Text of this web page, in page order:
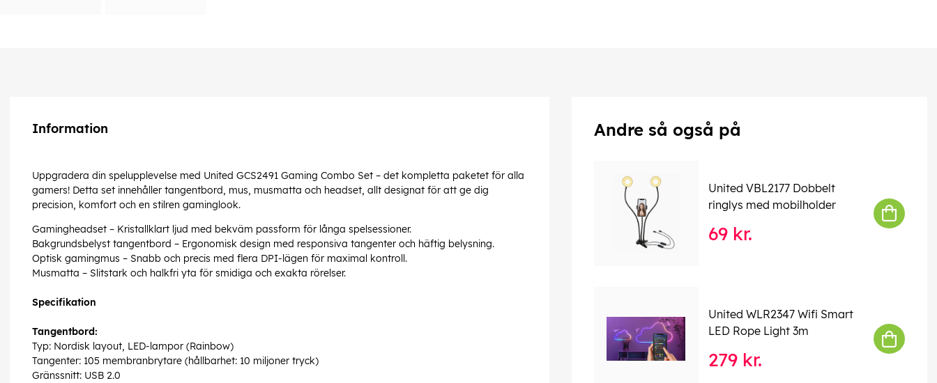
Information
Uppgradera din spelupplevelse med United GCS2491 Gaming Combo Set – det kompletta paketet för alla
gamers! Detta set innehåller tangentbord, mus, musmatta och headset, allt designat för att ge dig
precision, komfort och en stilren gaminglook.
Gamingheadset – Kristallklart ljud med bekväm passform för långa spelsessioner.
Bakgrundsbelyst tangentbord – Ergonomisk design med responsiva tangenter och häftig belysning.
Optisk gamingmus – Snabb och precis med flera DPI-lägen för maximal kontroll.
Musmatta – Slitstark och halkfri yta för smidiga och exakta rörelser.
Specifikation
Tangentbord:
Typ: Nordisk layout, LED-lampor (Rainbow)
Tangenter: 105 membranbrytare (hållbarhet: 10 miljoner tryck)
Gränssnitt: USB 2.0
Andre så også på
United VBL2177 Dobbelt
ringlys med mobilholder
69 kr.
United WLR2347 Wifi Smart
LED Rope Light 3m
279 kr.